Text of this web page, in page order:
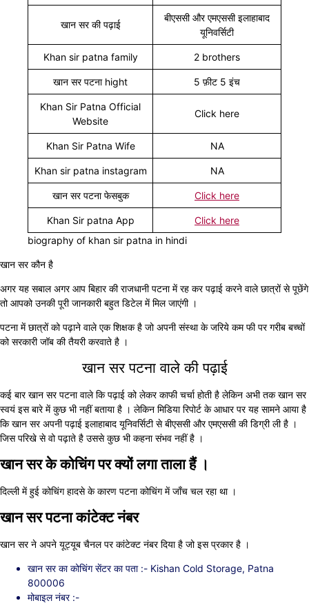
खान सर की पढ़ाई
बीएससी और एमएससी इलाहाबाद
यूनिवर्सिटी
Khan sir patna family 2 brothers
खान सर पटना hight 5 फ़ीट 5 इंच
Khan Sir Patna Official
Website
Click here
Khan Sir Patna Wife NA
Khan sir patna instagram NA
खान सर पटना फेसबुक Click here
Khan Sir patna App
Click here
biography of khan sir patna in hindi
खान सर कौन है
अगर यह सबाल अगर आप बिहार की राजधानी पटना में रह कर पढ़ाई करने वाले छात्रों से पूछेंगे
तो आपको उनकी पूरी जानकारी बहुत डिटेल में मिल जाएंगी ।
पटना में छात्रों को पढ़ाने वाले एक शिक्षक है जो अपनी संस्था के जरिये कम फी पर गरीब बच्चों
को सरकारी जॉब की तैयरी करवाते है ।
खान सर पटना वाले की पढ़ाई
कई बार खान सर पटना वाले कि पढ़ाई को लेकर काफी चर्चा होती है लेकिन अभी तक खान सर
स्वयं इस बारे में कुछ भी नहीं बताया है । लेकिन मिडिया रिपोर्ट के आधार पर यह सामने आया है
कि खान सर अपनी पढ़ाई इलाहाबाद यूनिवर्सिटी से बीएससी और एमएससी की डिग्री ली है ।
जिस परिखे से वो पढ़ाते है उससे कुछ भी कहना संभव नहीं है ।
खान सर के कोचिंग पर क्यों लगा ताला हैं ।
दिल्ली में हुई कोचिंग हादसे के कारण पटना कोचिंग में जाँच चल रहा था ।
खान सर पटना कांटेक्ट नंबर
खान सर ने अपने यूट्यूब चैनल पर कांटेक्ट नंबर दिया है जो इस प्रकार है ।
खान सर का कोचिंग सेंटर का पता :- Kishan Cold Storage, Patna
800006
मोबाइल नंबर :-